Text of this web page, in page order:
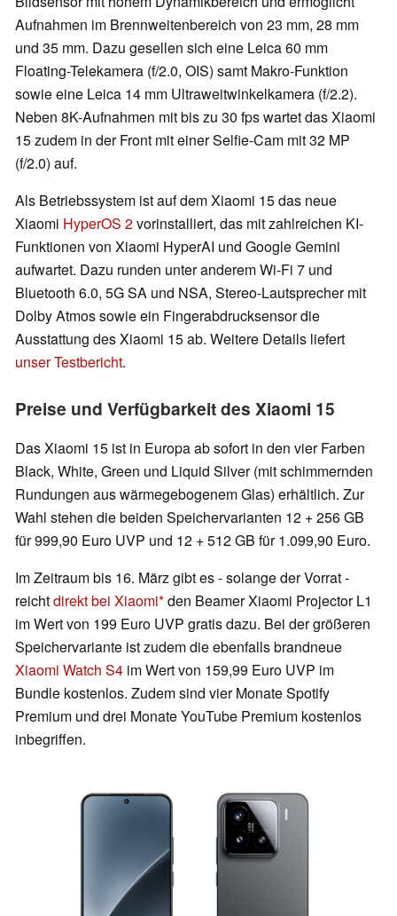
Aufnahmen im Brennweitenbereich von 23 mm, 28 mm
und 35 mm. Dazu gesellen sich eine Leica 60 mm
Floating-Telekamera (f/2.0, OIS) samt Makro-Funktion
sowie eine Leica 14 mm Ultraweitwinkelkamera (f/2.2).
Neben 8K-Aufnahmen mit bis zu 30 fps wartet das Xiaomi
15 zudem in der Front mit einer Selfie-Cam mit 32 MP
(f/2.0) auf.
Als Betriebssystem ist auf dem Xiaomi 15 das neue
Xiaomi HyperOS 2vorinstalliert, das mit zahlreichen KI-
Funktionen von Xiaomi HyperAI und Google Gemini
aufwartet. Dazu runden unter anderem Wi-Fi 7 und
Bluetooth 6.0, 5G SA und NSA, Stereo-Lautsprecher mit
Dolby Atmos sowie ein Fingerabdrucksensor die
Ausstattung des Xiaomi 15 ab. Weitere Details liefert
unser Testbericht.
Preise und Verfügbarkeit des Xiaomi 15
Das Xiaomi 15 ist in Europa ab sofort in den vier Farben
Black, White, Green und Liquid Silver (mit schimmernden
Rundungen aus wärmegebogenem Glas) erhältlich. Zur
Wahl stehen die beiden Speichervarianten 12 + 256 GB
für 999,90 Euro UVP und 12 + 512 GB für 1.099,90 Euro.
Im Zeitraum bis 16. März gibt es - solange der Vorrat -
reichtdirekt bei Xiaomi den Beamer Xiaomi Projector L1
im Wert von 199 Euro UVP gratis dazu. Bei der größeren
Speichervariante ist zudem die ebenfalls brandneue
Xiaomi Watch S4 im Wert von 159,99 Euro UVP im
Bundle kostenlos. Zudem sind vier Monate Spotify
Premium und drei Monate YouTube Premium kostenlos
inbegriffen.